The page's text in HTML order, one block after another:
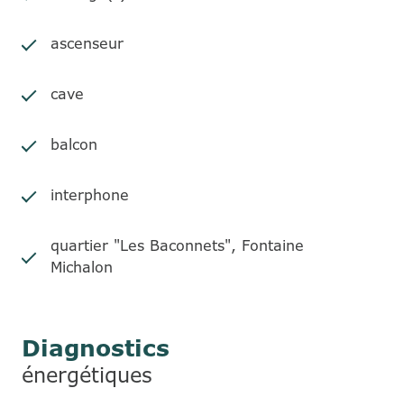
ascenseur
cave
balcon
interphone
quartier "Les Baconnets", Fontaine
Michalon
Diagnostics
énergétiques